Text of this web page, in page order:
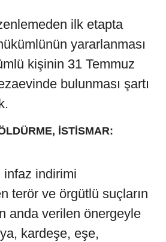
ilk etapta
yararlanması
kişinin 31 Temmuz
bulunması şartı
İSTİSMAR:
infaz indirimi
terör ve örgütlü suçların
anda verilen önergeyle
kardeşe, eşe,